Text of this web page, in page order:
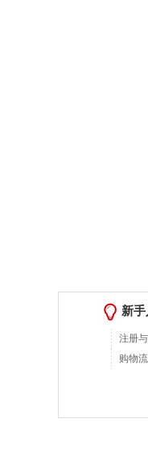
新
注册
购物